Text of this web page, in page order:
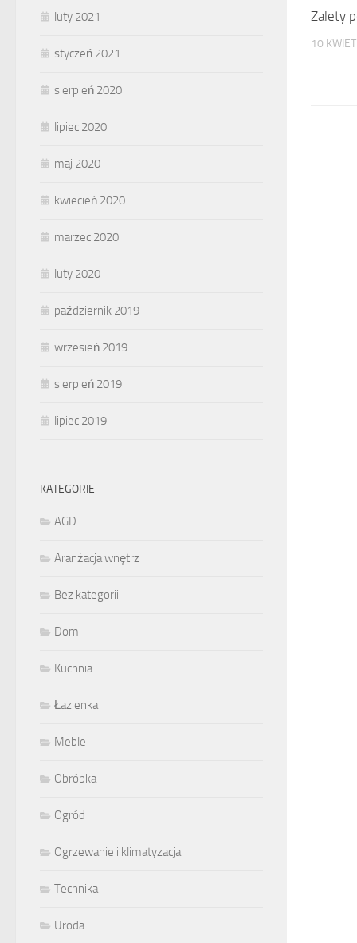
Zalety
10
luty 2021
styczeń 2021
sierpień 2020
lipiec 2020
maj 2020
kwiecień 2020
marzec 2020
luty 2020
październik 2019
wrzesień 2019
sierpień 2019
lipiec 2019
KATEGORIE
AGD
Aranżacja wnętrz
Bez kategorii
Dom
Kuchnia
Łazienka
Meble
Obróbka
Ogród
Ogrzewanie i klimatyzacja
Technika
Uroda